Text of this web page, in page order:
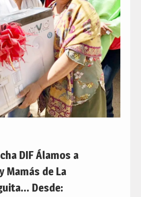
DIF Álamos a
Mamás de La
Desde: